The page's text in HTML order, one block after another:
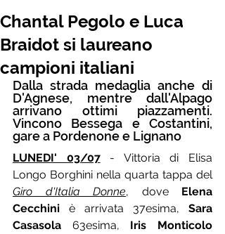
Chantal Pegolo e Luca
Braidot si laureano
campioni italiani
Dalla strada medaglia anche di
D'Agnese, mentre dall'Alpago
arrivano ottimi piazzamenti.
Vincono Bessega e Costantini,
gare a Pordenone e Lignano
LUNEDI' 03/07
- Vittoria di Elisa
Longo Borghini nella quarta tappa del
Giro d'Italia Donne, dove Elena
Cecchini è arrivata 37esima, Sara
Casasola 63esima, Iris Monticolo